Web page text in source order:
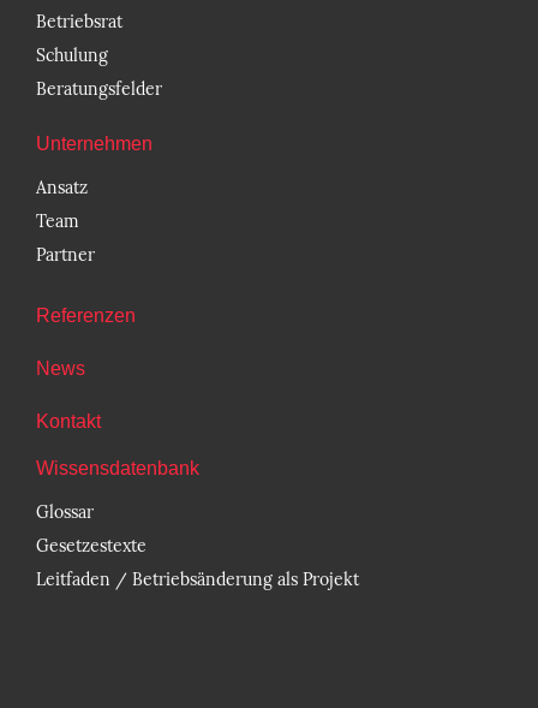
Betriebsrat
Schulung
Beratungsfelder
Unternehmen
Ansatz
Team
Partner
Referenzen
News
Kontakt
Wissensdatenbank
Glossar
Gesetzestexte
Leitfaden / Betriebsänderung als Projekt